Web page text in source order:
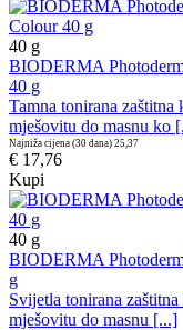
40 g
BIODERMA
40 g
Tamna tonirana
mješovitu do masnu ko
Najniža cijena (30 dana) 25,37
€ 17,76
Kupi
40 g
BIODERMA
g
Svijetla tonirana
mješovitu do masnu [...]